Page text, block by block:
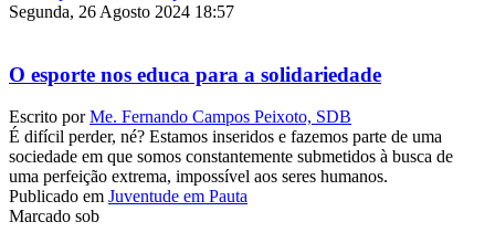
Segunda, 26 Agosto 2024 18:57
O esporte nos educa para a solidariedade
Escrito porMe. Fernando Campos Peixoto, SDB
É difícil perder, né? Estamos inseridos e fazemos parte de uma
sociedade em que somos constantemente submetidos à busca de
uma perfeição extrema, impossível aos seres humanos.
Publicado em Juventude em Pauta
Marcado sob